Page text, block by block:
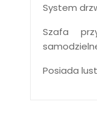
System
Szafa
Posiada